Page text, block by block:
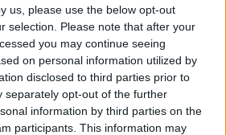
us, please use the below opt-out
selection. Please note that after your
you may continue seeing
on personal information utilized by
disclosed to third parties prior to
separately opt-out of the further
information by third parties on the
participants. This information may
τη δύναμη που ακτινοβολεί
ενισχύοντας την
συνεργατών για τις
που θα συναντήσουν.
επίσης τη